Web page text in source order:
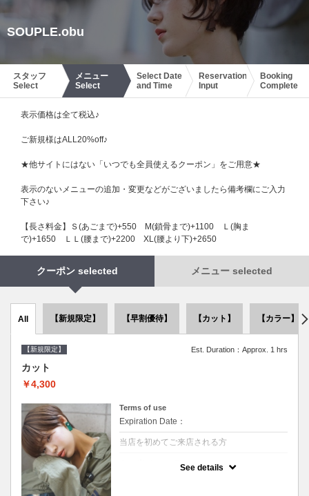
SOUPLE.obu
スタッフ
Select
メニュー
Select
Select Date
and Time
Reservation
Input
Booking
Complete
表示価格は全て税込♪
ご新規様はALL20%off♪
★他サイトにはない「いつでも全員使えるクーポン」をご用意★
表示のないメニューの追加・変更などがございましたら備考欄にご入力
下さい♪
【長さ料金】Ｓ(あごまで)+550 М(鎖骨まで)+1100 Ｌ(胸ま
で)+1650 ＬＬ(腰まで)+2200 XL(腰より下)+2650
クーポン selected メニュー selected
All 【新規限定】 【早割優待】 【カット】 【カラー】
【新規限定】 Est. Duration：Approx. 1 hrs
カット
￥4,300
Terms of use
Expiration Date：
当店を初めてご来店される方
See details